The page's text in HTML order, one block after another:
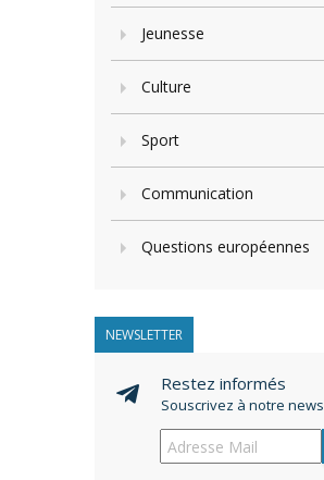
Jeunesse
Culture
Sport
Communication
Questions européennes
NEWSLETTER
Restez informés
Souscrivez à notre